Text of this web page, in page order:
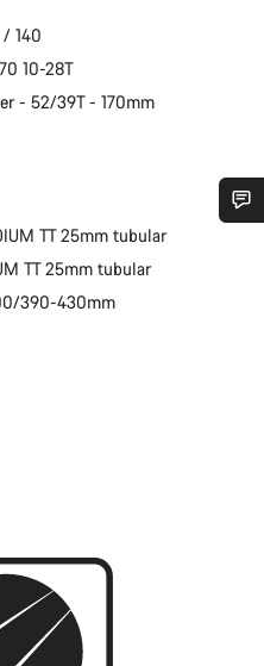
/ 140
10-28T
- 52/39T - 170mm
TT 25mm tubular
TT 25mm tubular
390-430mm
helpen je graag bij al je
Chat